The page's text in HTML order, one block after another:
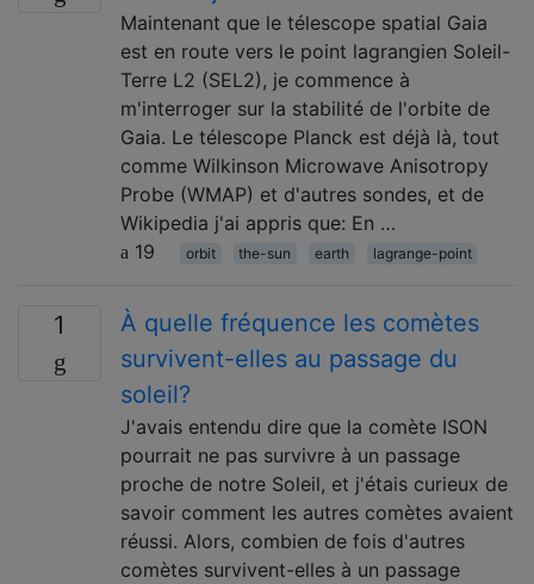
Maintenant que le télescope spatial Gaia
est en route vers le point lagrangien Soleil-
Terre L2 (SEL2), je commence à
m'interroger sur la stabilité de l'orbite de
Gaia. Le télescope Planck est déjà là, tout
comme Wilkinson Microwave Anisotropy
Probe (WMAP) et d'autres sondes, et de
Wikipedia j'ai appris que: En …
19
orbit the-sun earth lagrange-point
1
À quelle fréquence les comètes
survivent-elles au passage du
soleil?
J'avais entendu dire que la comète ISON
pourrait ne pas survivre à un passage
proche de notre Soleil, et j'étais curieux de
savoir comment les autres comètes avaient
réussi. Alors, combien de fois d'autres
comètes survivent-elles à un passage